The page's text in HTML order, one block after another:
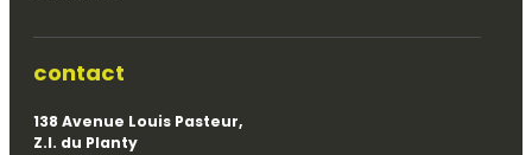
contact
138 Avenue Louis Pasteur,
Z.I. du Planty